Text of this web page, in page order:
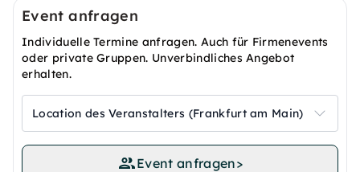
Event anfragen
Individuelle Termine anfragen. Auch für Firmenevents
oder private Gruppen. Unverbindliches Angebot
erhalten.
Location des Veranstalters (Frankfurt am Main)
Event anfragen>